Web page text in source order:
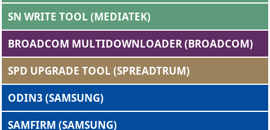
SN WRITE TOOL (MEDIATEK)
BROADCOM MULTIDOWNLOADER (BROADCOM)
SPD UPGRADE TOOL (SPREADTRUM)
ODIN3 (SAMSUNG)
SAMFIRM (SAMSUNG)